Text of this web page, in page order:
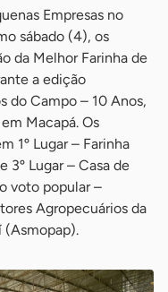
Empresas no
sábado (4), os
da Melhor Farinha de
a edição
do Campo – 10 Anos,
Macapá. Os
1º Lugar – Farinha
3º Lugar – Casa de
voto popular –
Agropecuários da
(Asmopap).